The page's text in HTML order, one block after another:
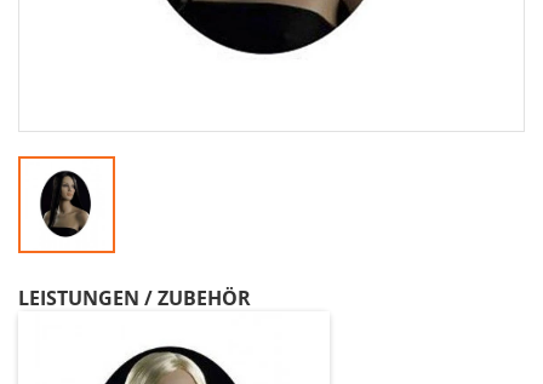
LEISTUNGEN / ZUBEHÖR